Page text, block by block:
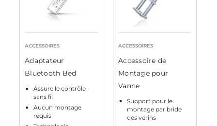
ACCESSOIRES
Adaptateur
Bluetooth Bed
Assure le contrôle
sans fil
Aucun montage
requis
ACCESSOIRES
Accessoire de
Montage pour
Vanne
Support pour le
montage par bride
des vérins